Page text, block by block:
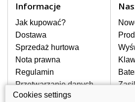
stronie internetowej ją
pomocy wyszukiwarki.
model laptopa. Przy każdej
nie może brakować
do aktualnego stanu naszego
W JAKI
Informacje
Jak kupować?
Dostawa
Sprzedaż hurtowa
Nota prawna
Regulamin
Przetwarzanie danych
osobowych
Cookies settings